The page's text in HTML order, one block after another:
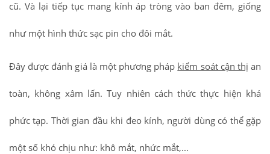
cũ. Và lại tiếp tục mang kính áp tròng vào ban đêm, giống
như một hình thức sạc pin cho đôi mắt.
Đây được đánh giá là một phương pháp kiểm soát cận thị an
toàn, không xâm lấn. Tuy nhiên cách thức thực hiện khá
phức tạp. Thời gian đầu khi đeo kính, người dùng có thể gặp
một số khó chịu như: khô mắt, nhức mắt,...